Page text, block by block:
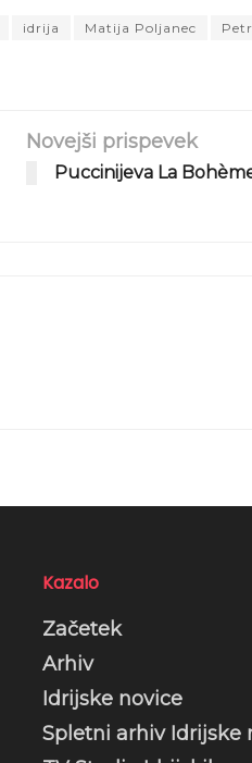
idrija Matija Poljanec
Novejši prispevek
Puccinijeva La
Kazalo
Začetek
Arhiv
Idrijske novice
Spletni arhiv Idrijske